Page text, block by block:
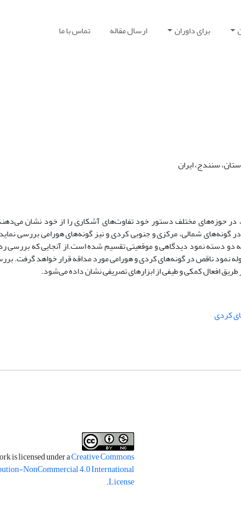
برای داوران ارسال مقاله تماس با ما
سنندج، ایران
در حوزه‌های مختلف دستور خود تفاوت‌های آشکاری را از خود نشان
گونه‌های شمالی، مرکزی و جنوبی کردی و نیز گونه‌های هورامی بررسی
در آن مقوله نمود به دو دسته نمود دیدگاهی و موقعیتی تقسیم شده است.از آنجایی که
نمود ناقص در گونه‌های کردی و هورامی مورد مداقه قرار خواهد گرفت.
افعال کمکی و طیفی از ابزارهای تصریفی نشان داده می‌شود.
کردی
is licensed under aCreative Commons
NonCommercial 4.0 International
License
.